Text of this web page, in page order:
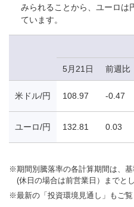
みられることから、ユーロは
ています。
5月21日 前週比
米ドル/円 108.97 -0.47
ユーロ/円 132.81 0.03
※期間別騰落率の各計算期間は、
(休日の場合は前営業日）までとし
※最新の「投資環境見通し」もご覧